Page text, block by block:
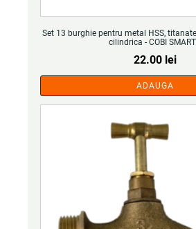
Set 13 burghie pentru metal HSS,
cilindrica - COBI
22.00 lei
ADAUGA